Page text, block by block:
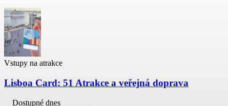
Vstupy na atrakce
Lisboa Card: 51 Atrakce a veřejná doprava
Dostupné dnes